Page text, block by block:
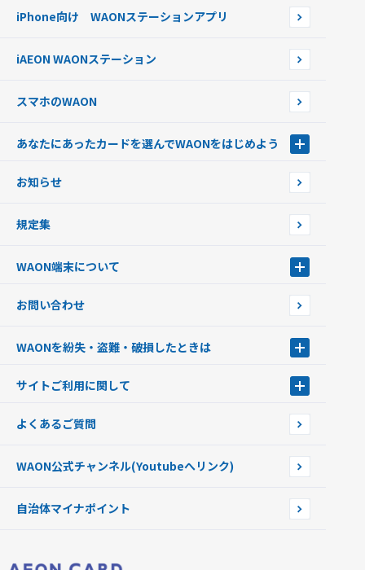
オートチャージ
ポイントからチャージする
チャージ上限金額の変更について
WAONネットステーションWAON端末について
iPhone向け WAONステーションアプリ
iAEON WAONステーション
スマホのWAON
あなたにあったカードを選んでWAONをはじめよう
フードバンク応援WAON
ご当地WAON
G.G WAON
WAONカード・WAONカードプラス
モバイルWAON
提携WAONカード
お知らせ
規定集
WAON端末について
WAONネットステーション
新型WAONステーション
WAONチャージャーmini
お問い合わせ
WAONを紛失・盗難・破損したときは
WAONカードの拾得について
サイトご利用に関して
企業情報
よくあるご質問
WAON公式チャンネル(Youtubeへリンク)
自治体マイナポイント